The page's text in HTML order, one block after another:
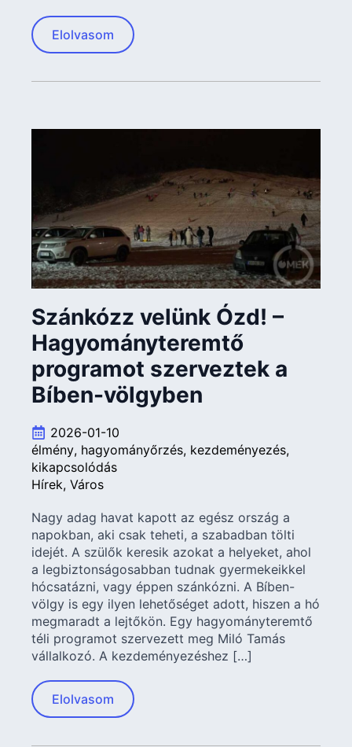
Elolvasom
Szánkózz velünk Ózd! –
Hagyományteremtő
programot szerveztek a
Bíben-völgyben
2026-01-10
élmény hagyományőrzés kezdeményezés
kikapcsolódás
Hírek Város
Nagy adag havat kapott az egész ország a
napokban, aki csak teheti, a szabadban tölti
idejét. A szülők keresik azokat a helyeket, ahol
a legbiztonságosabban tudnak gyermekeikkel
hócsatázni, vagy éppen szánkózni. A Bíben-
völgy is egy ilyen lehetőséget adott, hiszen a hó
megmaradt a lejtőkön. Egy hagyományteremtő
téli programot szervezett meg Miló Tamás
vállalkozó. A kezdeményezéshez […]
Elolvasom